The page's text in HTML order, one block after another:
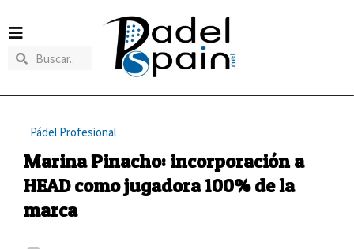
Pádel Profesional
Marina Pinacho: incorporación a
HEAD como jugadora 100% de la
marca